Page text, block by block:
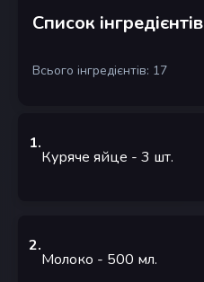
Список інгредієнтів
Всього інгредієнтів: 17
1.
Куряче яйце - 3 шт.
2.
Молоко - 500 мл.